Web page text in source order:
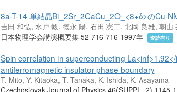
8a-T-14 単結晶Bi_2Sr_2CaCu_2O_<8+δ>のCu-
吉田 和弘, 水戸 毅, 徳永 陽, 石田 憲二, 北岡 良雄, 朝山
日本物理学会講演概要集 52 716-716 1997年
査読有り
Spin correlation in superconducting
antiferromagnetic insulator phase boundary
T. Mito, Y. Kitaoka, T. Tanaka, K. Ishida, K. Asayama
Czechoslovak Journal of Physics 46(SUPPL. 2) 1145-